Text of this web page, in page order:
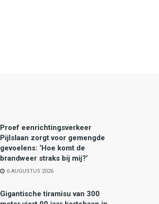
Proef eenrichtingsverkeer
Pijlslaan zorgt voor gemengde
gevoelens: ‘Hoe komt de
brandweer straks bij mij?’
6 AUGUSTUS 2026
Gigantische tiramisu van 300